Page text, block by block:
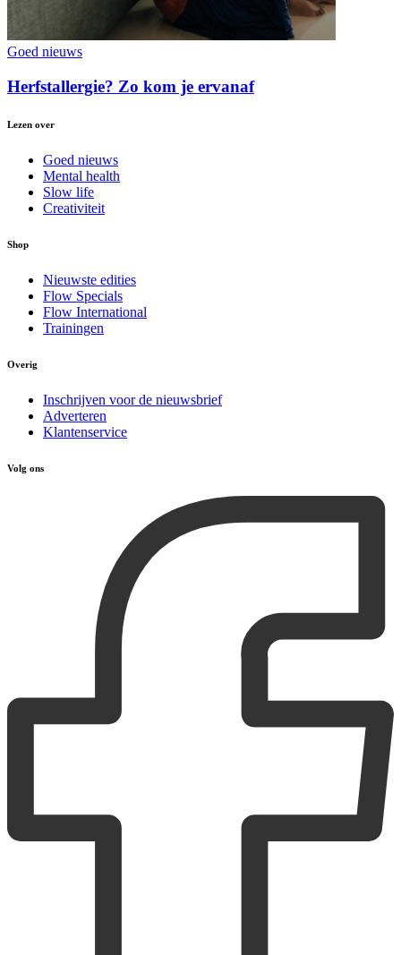
Goed nieuws
Herfstallergie? Zo kom je ervanaf
Lezen over
Goed nieuws
Mental health
Slow life
Creativiteit
Shop
Nieuwste edities
Flow Specials
Flow International
Trainingen
Overig
Inschrijven voor de nieuwsbrief
Adverteren
Klantenservice
Volg ons